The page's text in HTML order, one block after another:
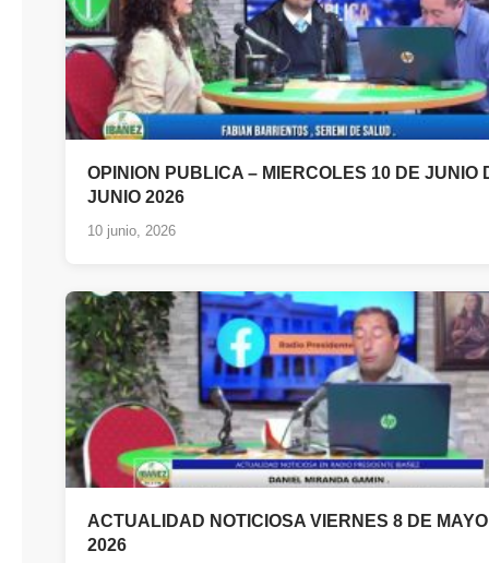
OPINION PUBLICA – MIERCOLES 10 DE JUNIO
JUNIO 2026
10 junio, 2026
ACTUALIDAD NOTICIOSA VIERNES 8 DE MAYO
2026